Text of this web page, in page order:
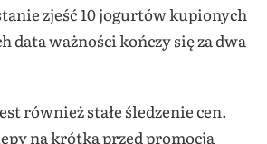
zjeść 10 jogurtów kupionych
data ważności kończy się za dwa
również stałe śledzenie cen.
na krótką przed promocją